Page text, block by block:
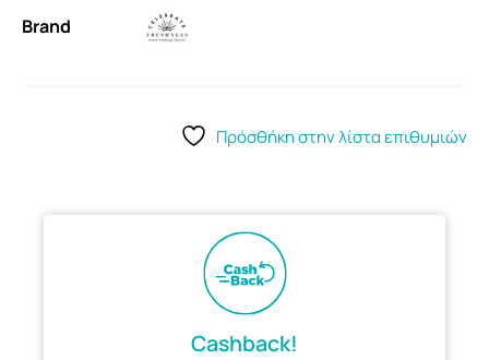
Brand
Πρόσθήκη στην λίστα επιθυμιών
Cashback!